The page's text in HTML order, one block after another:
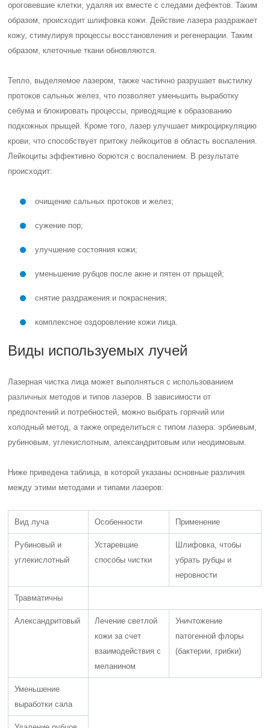
ороговевшие клетки, удаляя их вместе с следами дефектов. Таким
образом, происходит шлифовка кожи. Действие лазера раздражает
кожу, стимулируя процессы восстановления и регенерации. Таким
образом, клеточные ткани обновляются.
Тепло, выделяемое лазером, также частично разрушает выстилку
протоков сальных желез, что позволяет уменьшить выработку
себума и блокировать процессы, приводящие к образованию
подкожных прыщей. Кроме того, лазер улучшает микроциркуляцию
крови, что способствует притоку лейкоцитов в область воспаления.
Лейкоциты эффективно борются с воспалением. В результате
происходит:
очищение сальных протоков и желез;
сужение пор;
улучшение состояния кожи;
уменьшение рубцов после акне и пятен от прыщей;
снятие раздражения и покраснения;
комплексное оздоровление кожи лица.
Виды используемых лучей
Лазерная чистка лица может выполняться с использованием
различных методов и типов лазеров. В зависимости от
предпочтений и потребностей, можно выбрать горячий или
холодный метод, а также определиться с типом лазера: эрбиевым,
рубиновым, углекислотным, александритовым или неодимовым.
Ниже приведена таблица, в которой указаны основные различия
между этими методами и типами лазеров:
Вид луча Особенности Применение
Рубиновый и
углекислотный
Устаревшие
способы чистки
Шлифовка, чтобы
убрать рубцы и
неровности
Травматичны
Александритовый
Лечение светлой
кожи за счет
взаимодействия с
меланином
Уничтожение
патогенной флоры
(бактерии, грибки)
Уменьшение
выработки сала